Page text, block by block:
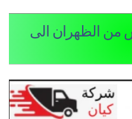
الظهران الى